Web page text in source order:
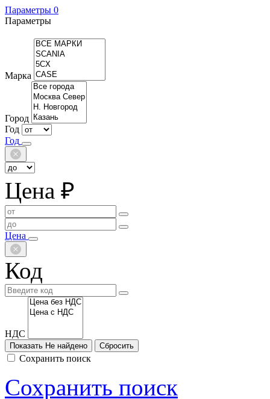
Параметры 0
Параметры
Марка
Город
Год
Год
Цена ₽
Цена
Код
НДС
Показать Не найдено
Сохранить поиск
Сохранить поиск